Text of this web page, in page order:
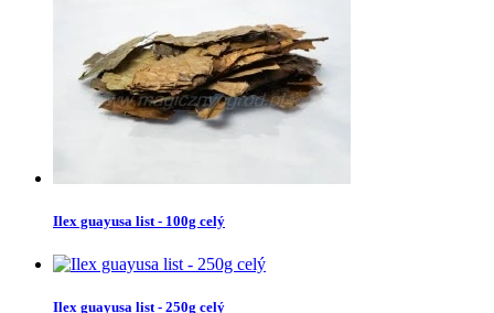
Ilex guayusa list - 100g celý
Ilex guayusa list - 250g celý